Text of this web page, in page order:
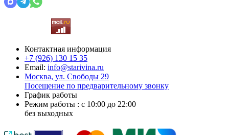
Контактная информация
+7 (926) 130 15 35
Email: info@starivina.ru
Москва, ул. Свободы 29
Посещение по предварительному звонку
График работы
Режим работы : с 10:00 до 22:00
без выходных